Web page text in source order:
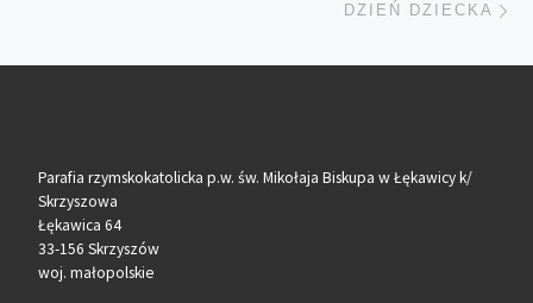
DZIEŃ DZIECKA
Parafia rzymskokatolicka p.w. św. Mikołaja Biskupa w Łękawicy k/
Skrzyszowa
Łękawica 64
33-156 Skrzyszów
woj. małopolskie